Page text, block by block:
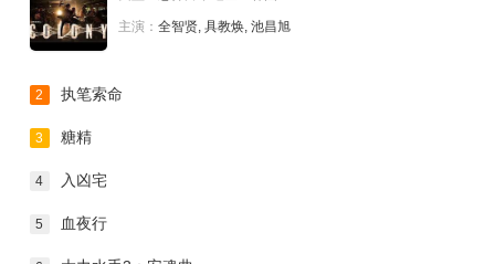
主演： 全智贤, 具教焕, 池昌旭
2 执笔索命
3 糖精
4 入凶宅
5 血夜行